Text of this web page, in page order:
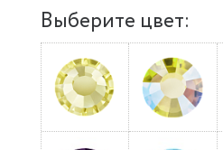
Выберите цвет: